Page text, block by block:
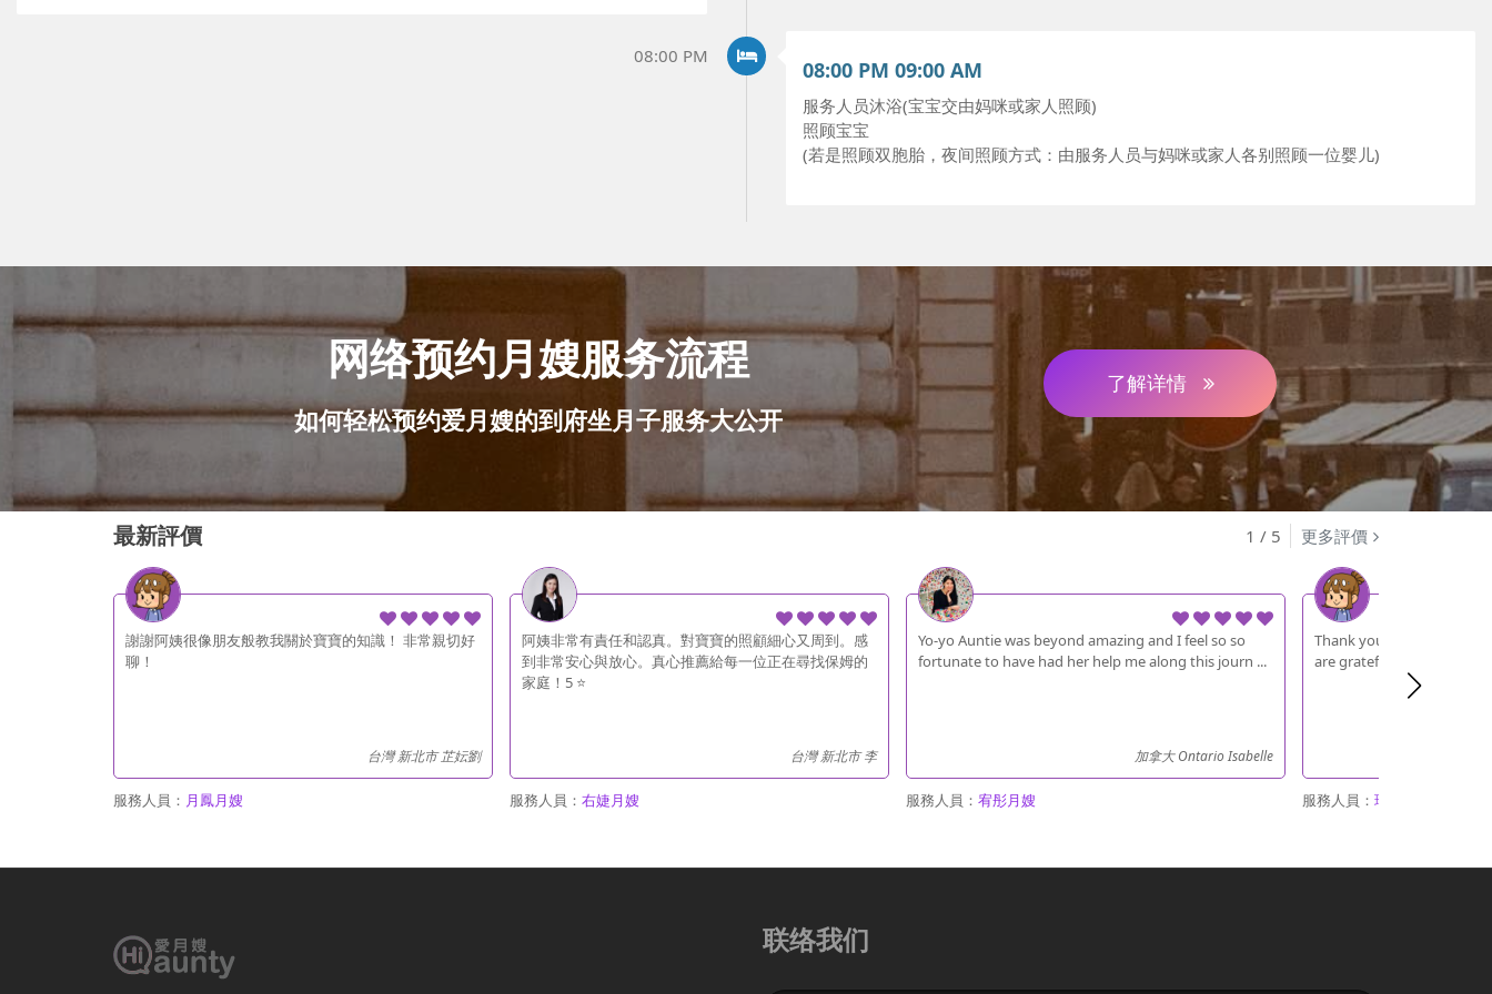
08:00 PM
08:00 PM 09:00 AM
服务人员沐浴(宝宝交由妈咪或家人照顾)
照顾宝宝
(若是照顾双胞胎，夜间照顾方式：由服务人员与妈咪或家人各别照顾一位婴儿)
网络预约月嫂服务流程
如何轻松预约爱月嫂的到府坐月子服务大公开
了解详情
最新評價 更多評價
謝謝阿姨很像朋友般教我關於寶寶的知識！ 非常親切好
聊！
台灣 新北市 芷妘劉
服務人員： 月鳳月嫂
阿姨非常有責任和認真。對寶寶的照顧細心又周到。感
到非常安心與放心。真心推薦給每一位正在尋找保姆的
家庭！5 ⭐
台灣 新北市 李
服務人員： 右婕月嫂
Yo-yo Auntie was beyond amazing and I feel so so
fortunate to have had her help me along this journ ...
加拿大 Ontario Isabelle
服務人員： 宥彤月嫂
Thank you for looking
are grateful they were in
服務人員： 珍妮月嫂
1 / 5
联络我们